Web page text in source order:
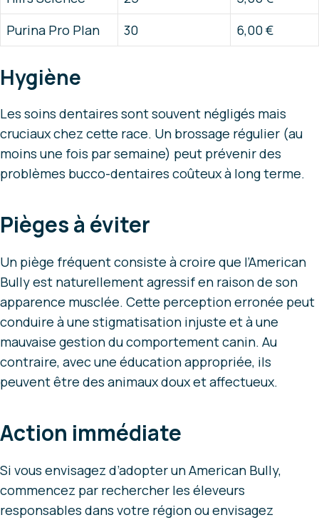
Purina Pro Plan
30 6,00 €
Hygiène
Les soins dentaires sont souvent négligés mais
cruciaux chez cette race. Un brossage régulier (au
moins une fois par semaine) peut prévenir des
problèmes bucco-dentaires coûteux à long terme.
Pièges à éviter
Un piège fréquent consiste à croire que l’American
Bully est naturellement agressif en raison de son
apparence musclée. Cette perception erronée peut
conduire à une stigmatisation injuste et à une
mauvaise gestion du comportement canin. Au
contraire, avec une éducation appropriée, ils
peuvent être des animaux doux et affectueux.
Action immédiate
Si vous envisagez d’adopter un American Bully,
commencez par rechercher les éleveurs
responsables dans votre région ou envisagez